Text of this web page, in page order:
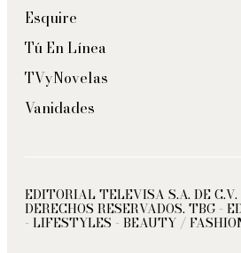
Esquire
Tú En Línea
TVyNovelas
Vanidades
EDITORIAL TELEVISA S.A. DE C.V.
DERECHOS RESERVADOS. TBG -
- LIFESTYLES - BEAUTY /